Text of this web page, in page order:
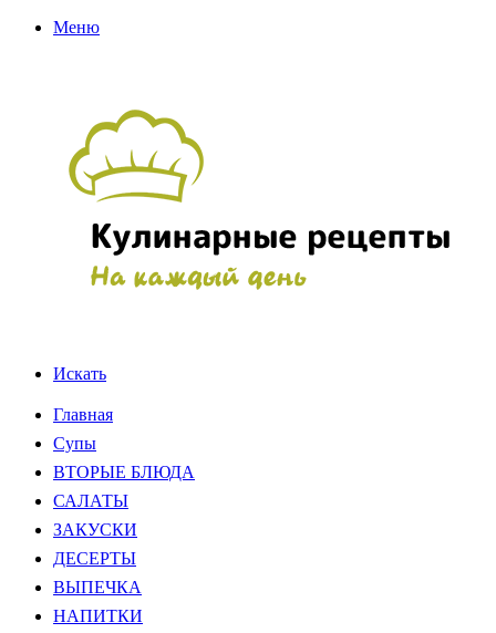
Меню
Искать
Главная
Супы
ВТОРЫЕ БЛЮДА
САЛАТЫ
ЗАКУСКИ
ДЕСЕРТЫ
ВЫПЕЧКА
НАПИТКИ